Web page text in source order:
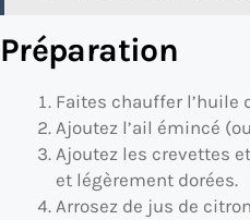
Préparation
Faites chauffer l’huile
Ajoutez l’ail émincé
Ajoutez les crevettes
et légèrement dorées.
Arrosez de jus de